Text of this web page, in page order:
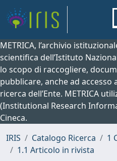
METRICA, l’archivio
scientifica dell’Istituto
lo scopo di raccogliere,
pubblicare, anche ad
ricerca dell’Ente. METRICA
(Institutional Research
Cineca.
IRIS
Catalogo Ricerca
1
1.1 Articolo in rivista